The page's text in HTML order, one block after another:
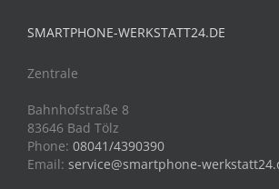
SMARTPHONE-WERKSTATT24.DE
Zentrale
Bahnhofstraße 8
83646 Bad Tölz
Phone: 08041/4390390
Email: service@smartphone-